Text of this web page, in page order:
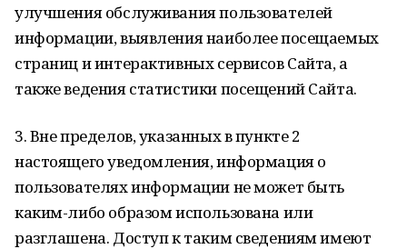
улучшения обслуживания пользователей
информации, выявления наиболее посещаемых
страниц и интерактивных сервисов Сайта, а
также ведения статистики посещений Сайта.
3. Вне пределов, указанных в пункте 2
настоящего уведомления, информация о
пользователях информации не может быть
каким-либо образом использована или
разглашена. Доступ к таким сведениям имеют